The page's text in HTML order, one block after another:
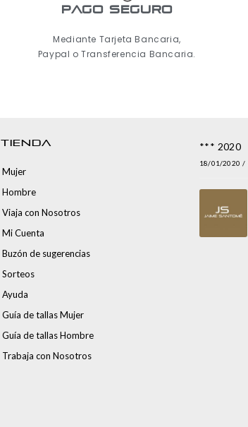
pago seguro
Mediante Tarjeta Bancaria,
Paypal o Transferencia Bancaria.
TIENDA
Mujer
Hombre
Viaja con Nosotros
Mi Cuenta
Buzón de sugerencias
Sorteos
Ayuda
Guía de tallas Mujer
Guía de tallas Hombre
Trabaja con Nosotros
*** 2020
18/01/2020 /